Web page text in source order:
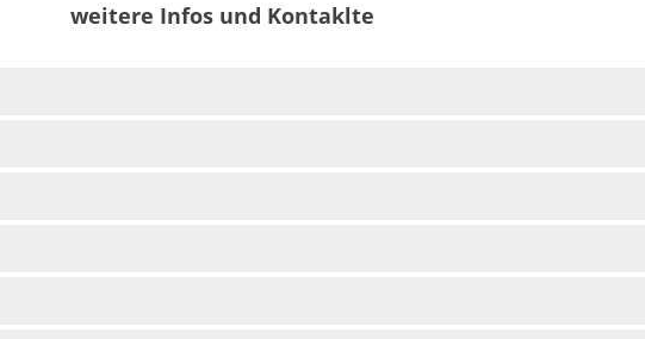
weitere Infos und Kontaklte